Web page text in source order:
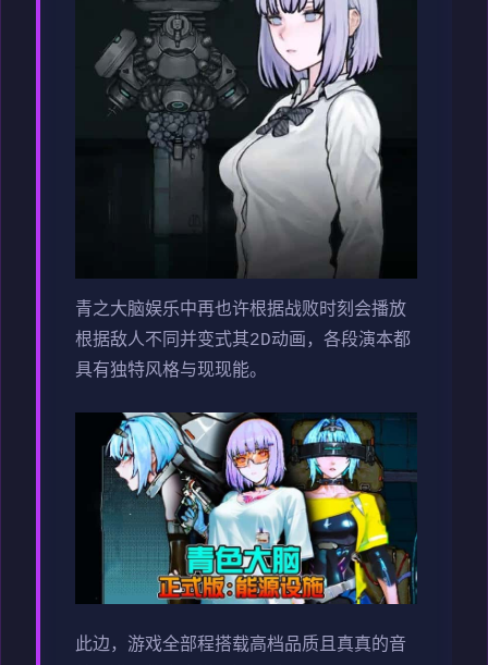
青之大脑娱乐中再也许根据战败时刻会播放
根据敌人不同并变式其2D动画，各段演本都
具有独特风格与现现能。
此边，游戏全部程搭载高档品质且真真的音